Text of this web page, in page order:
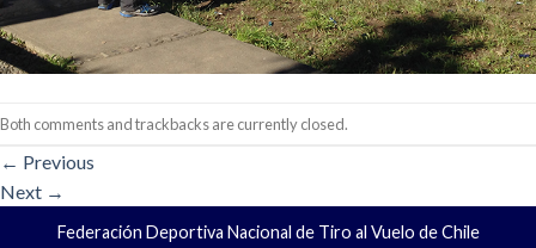
Both comments and trackbacks are currently closed.
← Previous
Next →
Federación Deportiva Nacional de Tiro al Vuelo de Chile